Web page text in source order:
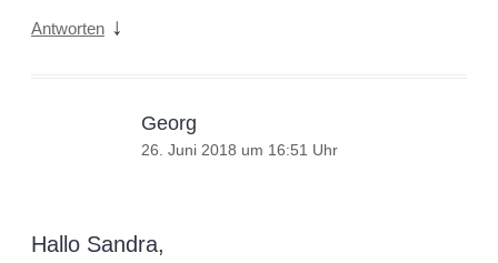
Antworten ↓
Georg
26. Juni 2018 um 16:51 Uhr
Hallo Sandra,